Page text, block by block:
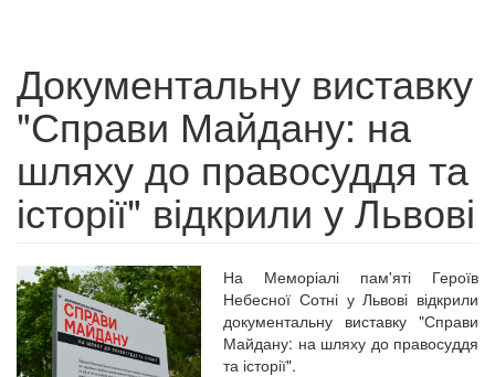
Документальну виставку
"Справи Майдану: на
шляху до правосуддя та
історії" відкрили у Львові
На Меморіалі пам'яті Героїв
Небесної Сотні у Львові відкрили
документальну виставку "Справи
Майдану: на шляху до правосуддя
та історії".